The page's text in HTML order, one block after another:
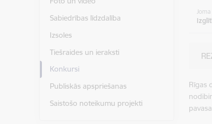
Sabiedrības līdzdalība
Izsoles
Tiešraides un ieraksti
Konkursi
Publiskās apspriešanas
Saistošo noteikumu projekti
Joma
Rīgas